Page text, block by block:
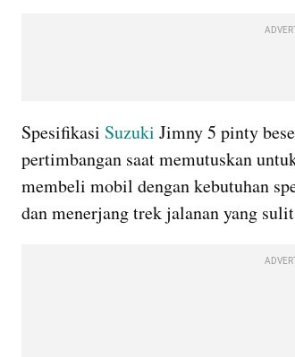
Spesifikasi Suzuki Jimny 5 pinty
pertimbangan saat memutuskan
membeli mobil dengan kebutuhan
dan menerjang trek jalanan yang